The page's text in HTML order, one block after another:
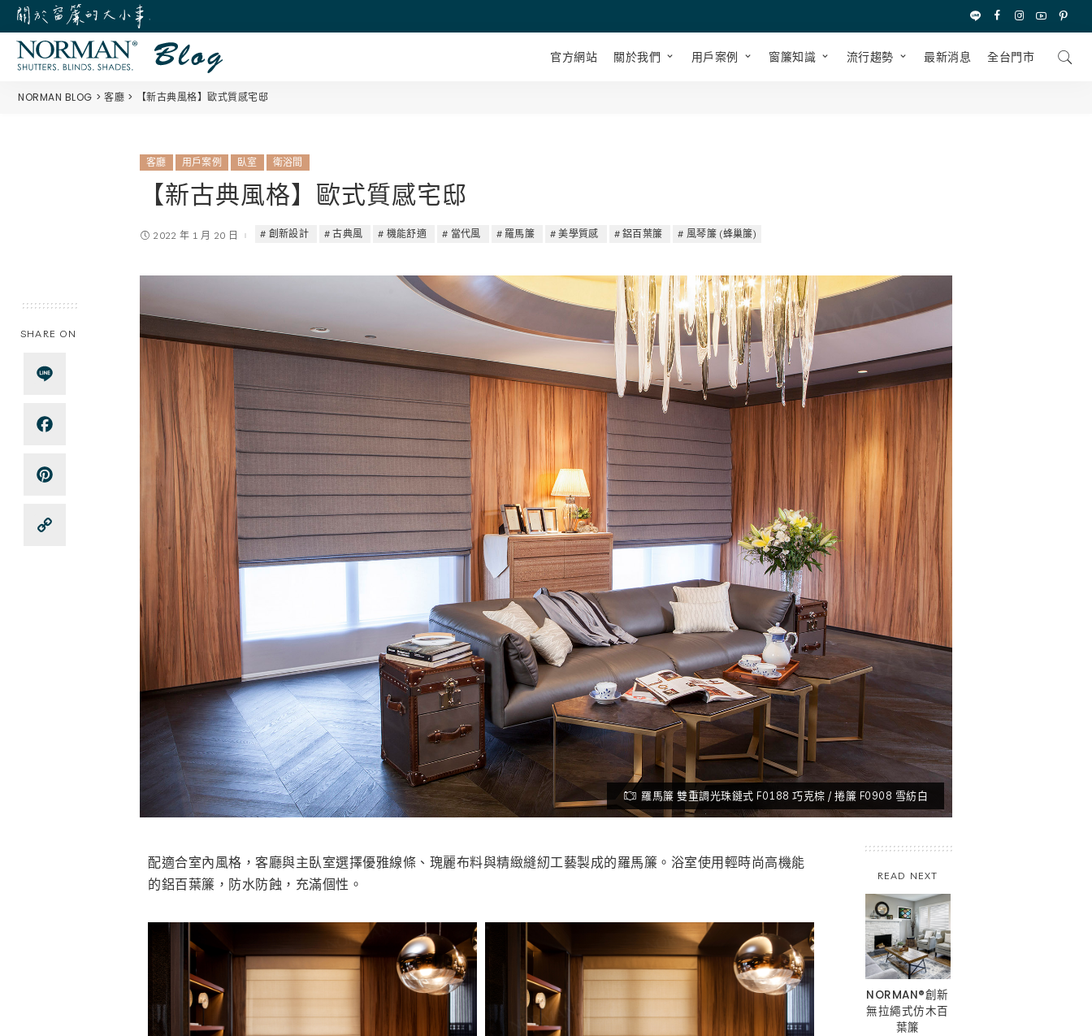
官方網站 關於我們 用戶案例 窗簾知識 流行趨勢 最新消息 全台⾨市
NORMAN BLOG 客廳 【新古典風格】歐式質感宅邸
客廳 用戶案例 臥室 衛浴間
【新古典風格】歐式質感宅邸
2022 年 1 月 20 日 創新設計 古典風 機能舒適 當代風 羅馬簾 美學質感 鋁百葉簾 風琴簾 (蜂巢簾)
羅馬簾 雙重調光珠鏈式 F0188 巧克棕 / 捲簾 F0908 雪紡白
READ NEXT
NORMAN®創新
無拉繩式仿木百
葉簾
配適合室內風格，客廳與主臥室選擇優雅線條、瑰麗布料與精緻縫紉工藝製成的羅馬簾。浴室使用輕時尚高機能
的鋁百葉簾，防水防蝕，充滿個性。